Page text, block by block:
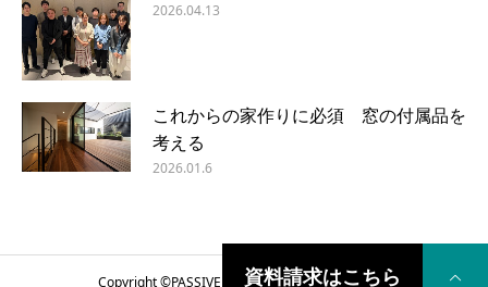
2026.04.13
これからの家作りに必須 窓の付属品を
考える
2026.01.6
Copyright ©PASSIVE DESIGN COME HOME2018
資料請求はこちら